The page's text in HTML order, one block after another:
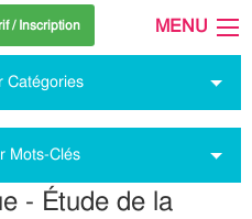
/ Inscription MENU
Catégories
Mots-Clés
- Étude de la